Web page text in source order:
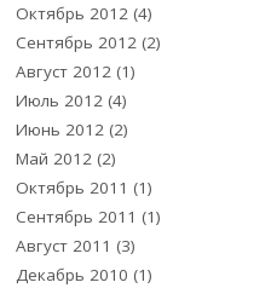
Октябрь 2012 (4)
Сентябрь 2012 (2)
Август 2012 (1)
Июль 2012 (4)
Июнь 2012 (2)
Май 2012 (2)
Октябрь 2011 (1)
Сентябрь 2011 (1)
Август 2011 (3)
Декабрь 2010 (1)